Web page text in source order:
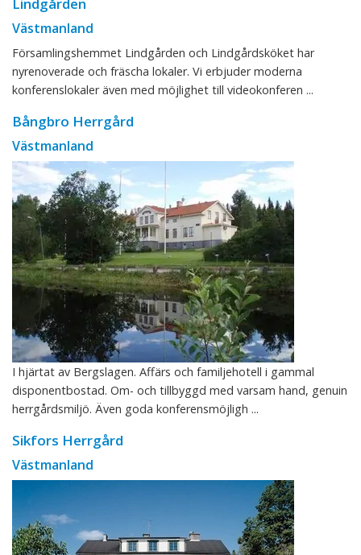
Västmanland
Församlingshemmet Lindgården och Lindgårdsköket har
nyrenoverade och fräscha lokaler. Vi erbjuder moderna
konferenslokaler även med möjlighet till videokonferen ...
Bångbro Herrgård
Västmanland
I hjärtat av Bergslagen. Affärs och familjehotell i gammal
disponentbostad. Om- och tillbyggd med varsam hand, genuin
herrgårdsmiljö. Även goda konferensmöjligh ...
Sikfors Herrgård
Västmanland